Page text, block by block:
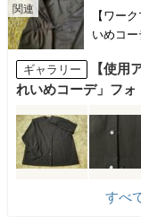
【ワー
いめコ
ギャラリー
【使
れいめコーデ」フォ
すべ